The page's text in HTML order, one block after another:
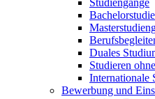
Studiengänge
Duales
Studieren
Internationale
Bewerbung und